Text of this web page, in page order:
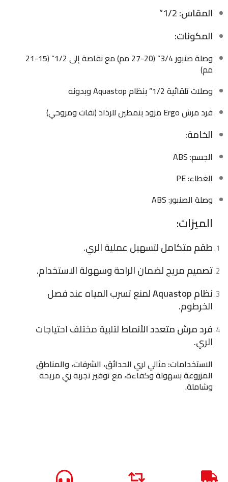
المقاس:
المكونات:
وصلة صنبور 3/4” (20-27 مم) مع نقاصة إلى 1/2” (15-21
مم)
وصلات تلقائية 1/2” بنظام Aquastop وبدونه
فرد مرش Ergo مزود بنمطين للرذاذ (نفاث ومروحي)
الخامة:
الجسم: ABS
الغطاء: PE
وصلة الصنبور: ABS
الميزات:
طقم متكامللتسهيل عملية الري.
تصميم مريحلضمان الراحة وسهولة الاستخدام.
نظام Aquastop
لمنع تسرب المياه عند فصل
الخرطوم.
فرد مرش متعدد الأنماطلتلبية مختلف احتياجات
الري.
الاستخدامات: مثالي لريالحدائق، الشرفات، والمناطق
المزروعةبسهولة وكفاءة، مع توفير تجربة ري مريحة
وشاملة.